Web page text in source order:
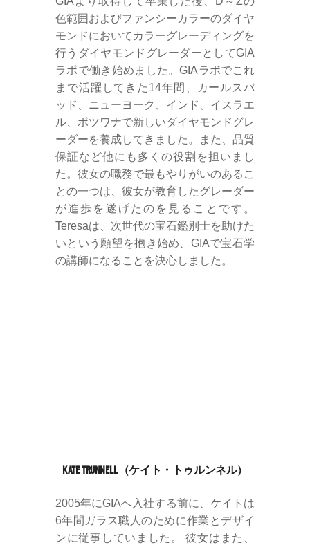
色範囲およびファンシーカラーのダイヤ
モンドにおいてカラーグレーディングを
行うダイヤモンドグレーダーとしてGIA
ラボで働き始めました。GIAラボでこれ
まで活躍してきた14年間、カールスバ
ッド、ニューヨーク、インド、イスラエ
ル、ボツワナで新しいダイヤモンドグレ
ーダーを養成してきました。また、品質
保証など他にも多くの役割を担いまし
た。彼女の職務で最もやりがいのあるこ
との一つは、彼女が教育したグレーダー
が進歩を遂げたのを見ることです。
Teresaは、次世代の宝石鑑別士を助けた
いという願望を抱き始め、GIAで宝石学
の講師になることを決心しました。
KATE TRUNNELL（ケイト・トゥルンネル）
2005年にGIAへ入社する前に、ケイトは
6年間ガラス職人のために作業とデザイ
ンに従事していました。 彼女はまた、